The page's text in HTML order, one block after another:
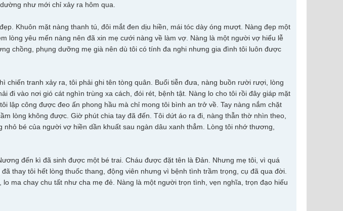
như mới chỉ xảy ra hôm qua.
Khuôn mặt nàng thanh tú, đôi mắt đen dịu hiền, mái tóc dày óng mượt. Nàng đẹp một
lòng yêu mến nàng nên đã xin mẹ cưới nàng về làm vợ. Nàng là một người vợ hiểu lễ
chồng, phụng dưỡng mẹ già nên dù tôi có tính đa nghi nhưng gia đình tôi luôn được
chiến tranh xảy ra, tôi phải ghi tên tòng quân. Buổi tiễn đưa, nàng buồn rười rượi, lòng
đi vào nơi gió cát nghìn trùng xa cách, đói rét, bệnh tật. Nàng lo cho tôi rồi đây giáp mặt
lập công được đeo ấn phong hầu mà chỉ mong tôi bình an trở về. Tay nàng nắm chặt
lòng không được. Giờ phút chia tay đã đến. Tôi dứt áo ra đi, nàng thẫn thờ nhìn theo,
bé của người vợ hiền dần khuất sau ngàn dâu xanh thẳm. Lòng tôi nhớ thương,
đến kì đã sinh được một bé trai. Cháu được đặt tên là Đản. Nhưng mẹ tôi, vì quá
thay tôi hết lòng thuốc thang, động viên nhưng vì bệnh tình trầm trọng, cụ đã qua đời.
ma chay chu tất như cha mẹ đẻ. Nàng là một người trọn tình, vẹn nghĩa, trọn đạo hiếu